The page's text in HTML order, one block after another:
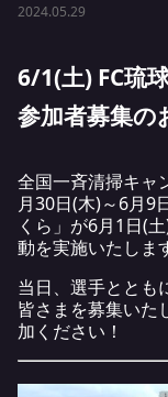
2024.05.29
6/1(土) FC琉
参加者募集の
全国一斉清掃キャ
月30日(木)～6月9
くら」が6月1日(
動を実施いたしま
当日、選手ととも
皆さまを募集いた
加ください！